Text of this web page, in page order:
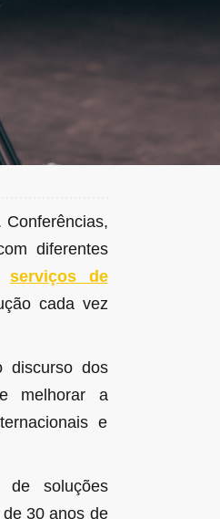
Conferências,
diferentes
serviços de
cada vez
discurso dos
melhorar a
e
de soluções
30 anos de